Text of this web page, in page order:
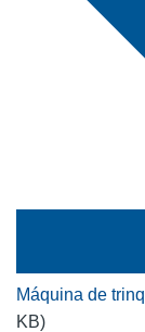
Máquina de
KB)